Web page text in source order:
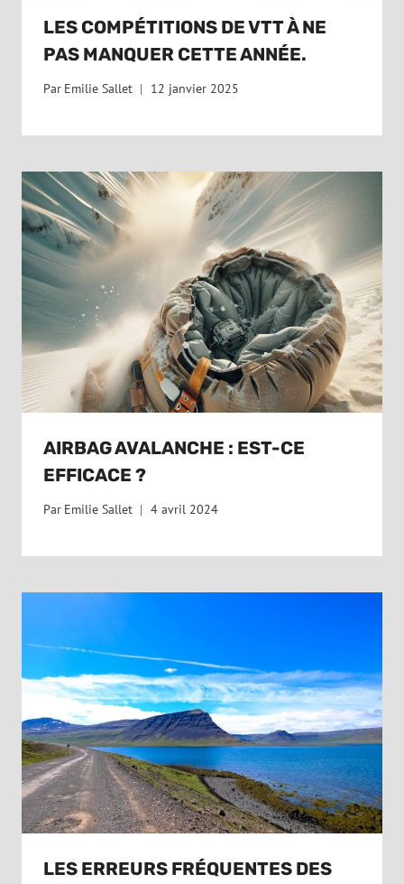
LES COMPÉTITIONS DE VTT À NE
PAS MANQUER CETTE ANNÉE.
Par Emilie Sallet 12 janvier 2025
AIRBAG AVALANCHE : EST-CE
EFFICACE ?
Par Emilie Sallet 4 avril 2024
LES ERREURS FRÉQUENTES DES